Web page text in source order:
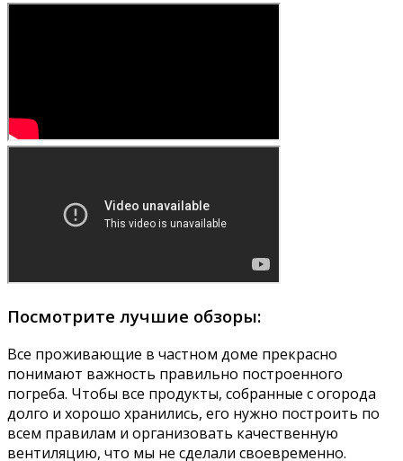
Посмотрите лучшие обзоры:
Все проживающие в частном доме прекрасно
понимают важность правильно построенного
погреба. Чтобы все продукты, собранные с огорода
долго и хорошо хранились, его нужно построить по
всем правилам и организовать качественную
вентиляцию, что мы не сделали своевременно.